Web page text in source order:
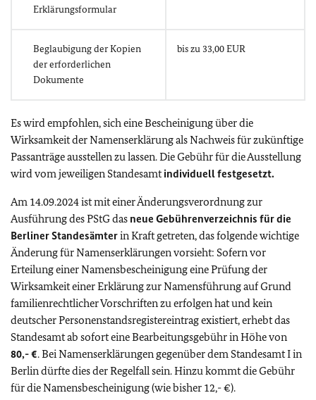
Erklärungsformular
Beglaubigung der Kopien
der erforderlichen
Dokumente
bis zu 33,00 EUR
Es wird empfohlen, sich eine Bescheinigung über die
Wirksamkeit der Namenserklärung als Nachweis für zukünftige
Passanträge ausstellen zu lassen. Die Gebühr für die Ausstellung
wird vom jeweiligen Standesamtindividuell festgesetzt.
Am 14.09.2024 ist mit einer Änderungsverordnung zur
Ausführung des PStG das neue Gebührenverzeichnis für die
Berliner Standesämterin Kraft getreten, das folgende wichtige
Änderung für Namenserklärungen vorsieht: Sofern vor
Erteilung einer Namensbescheinigung eine Prüfung der
Wirksamkeit einer Erklärung zur Namensführung auf Grund
familienrechtlicher Vorschriften zu erfolgen hat und kein
deutscher Personenstandsregistereintrag existiert, erhebt das
Standesamt ab sofort eine Bearbeitungsgebühr in Höhe von
80,- €. Bei Namenserklärungen gegenüber dem Standesamt I in
Berlin dürfte dies der Regelfall sein. Hinzu kommt die Gebühr
für die Namensbescheinigung (wie bisher 12,- €).